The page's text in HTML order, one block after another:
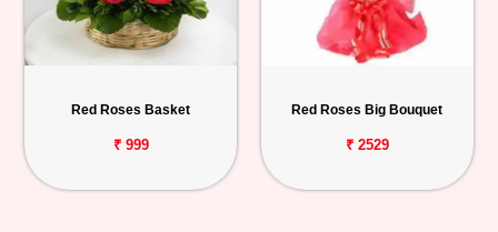
Red Roses Basket
₹ 999
Red Roses Big Bouquet
₹ 2529